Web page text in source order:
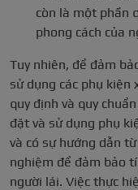
còn là một phần
phong cách của
Tuy nhiên, để đảm
sử dụng các phụ kiện
quy định và quy
đặt và sử dụng phụ
và có sự hướng dẫn
nghiệm để đảm bảo
người lái. Việc thực